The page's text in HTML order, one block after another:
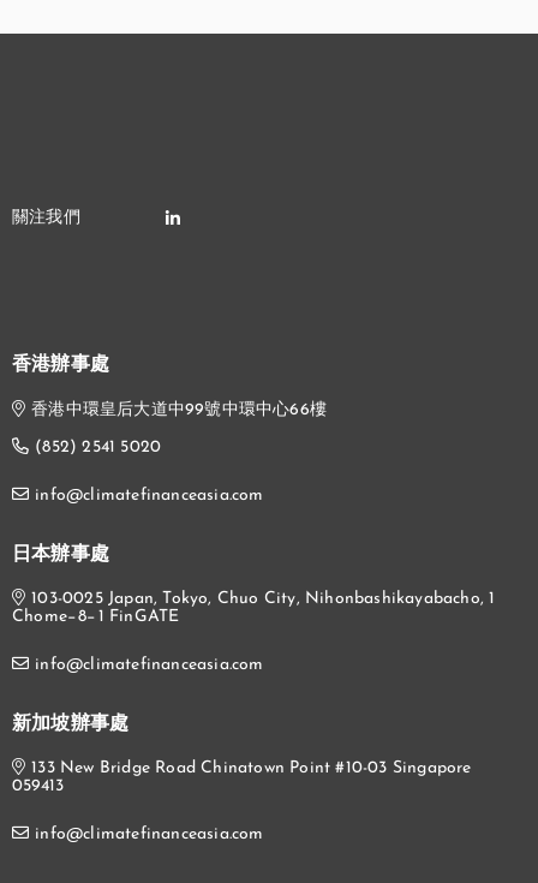
香港辦事處
香港中環皇后大道中99號中環中心66樓
(852) 2541 5020
info@climatefinanceasia.com
日本辦事處
103-0025 Japan, Tokyo, Chuo City, Nihonbashikayabacho, 1
Chome−8−1 FinGATE
info@climatefinanceasia.com
新加坡辦事處
133 New Bridge Road Chinatown Point #10-03 Singapore
059413
info@climatefinanceasia.com